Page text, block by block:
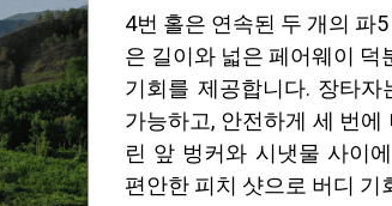
4번 홀은 연속된 두 개의 파
은 길이와 넓은 페어웨이 덕
기회를 제공합니다. 장타
가능하고, 안전하게 세 번
린 앞 벙커와 시냇물 사이
편안한 피치 샷으로 버디 기